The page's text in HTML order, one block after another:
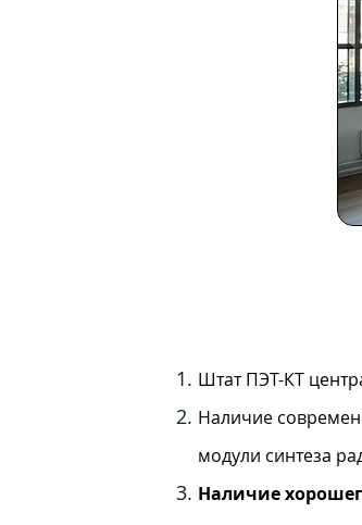
Штат ПЭТ-КТ
Наличие
модули синтеза
Наличие